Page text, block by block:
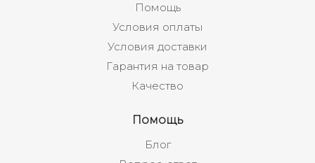
Помощь
Условия оплаты
Условия доставки
Гарантия на товар
Качество
Помощь
Блог